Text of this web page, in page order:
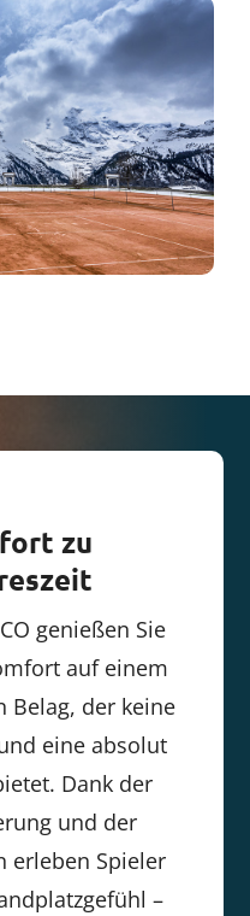
zu
genießen Sie
auf einem
der keine
eine absolut
Dank der
und der
erleben Spieler
–